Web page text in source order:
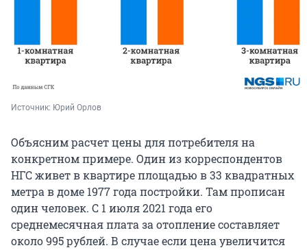
Источник: Юрий Орлов
Объясним расчет цены для потребителя на
конкретном примере. Один из корреспондентов
НГС живет в квартире площадью в 33 квадратных
метра в доме 1977 года постройки. Там прописан
один человек. С 1 июля 2021 года его
среднемесячная плата за отопление составляет
около 995 рублей. В случае если цена увеличится